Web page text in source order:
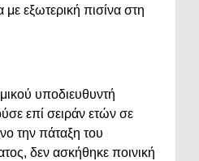
εξωτερική πισίνα στη
υποδιευθυντή
επί σειράν ετών σε
την πάταξη του
δεν ασκήθηκε ποινική